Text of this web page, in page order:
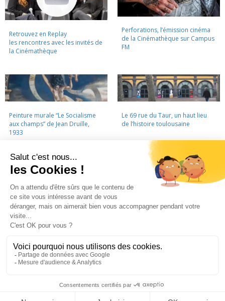
Retrouvez en Replay
les rencontres avec les invités de
la Cinémathèque
Perforations, l’émission cinéma
de la Cinémathèque sur Campus
FM
Peinture murale “Le Socialisme
aux champs” de Jean Druille,
1933
Le 69 rue du Taur, un haut lieu
de l’histoire toulousaine
LA CINÉMATHÈQUE · CONTACTS · LETTRE D'INFORMATION ·
MENTIONS LÉGALES
La Cinémathèque de Toulouse
La Cinémathèque de Toulouse © 2015. Tous droits réservés.